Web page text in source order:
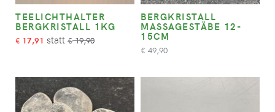
TEELICHTHALTER
BERGKRISTALL 1KG
€ 17,91 €19,90
BERGKRISTALL
MASSAGESTÄBE 12-
15CM
€ 49,90